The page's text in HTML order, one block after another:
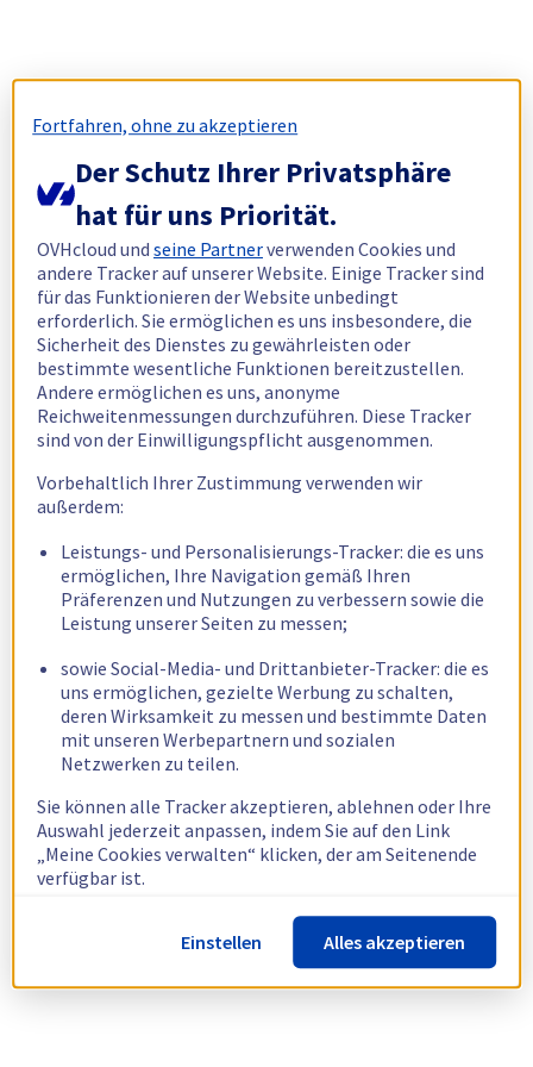
Fortfahren, ohne zu akzeptieren
Der Schutz Ihrer Privatsphäre
hat für uns Priorität.
OVHcloud undseine Partnerverwenden Cookies und
andere Tracker auf unserer Website. Einige Tracker sind
für das Funktionieren der Website unbedingt
erforderlich. Sie ermöglichen es uns insbesondere, die
Sicherheit des Dienstes zu gewährleisten oder
bestimmte wesentliche Funktionen bereitzustellen.
Andere ermöglichen es uns, anonyme
Reichweitenmessungen durchzuführen. Diese Tracker
sind von der Einwilligungspflicht ausgenommen.
Vorbehaltlich Ihrer Zustimmung verwenden wir
außerdem:
Leistungs- und Personalisierungs-Tracker: die es uns
ermöglichen, Ihre Navigation gemäß Ihren
Präferenzen und Nutzungen zu verbessern sowie die
Leistung unserer Seiten zu messen;
sowie Social-Media- und Drittanbieter-Tracker: die es
uns ermöglichen, gezielte Werbung zu schalten,
deren Wirksamkeit zu messen und bestimmte Daten
mit unseren Werbepartnern und sozialen
Netzwerken zu teilen.
Sie können alle Tracker akzeptieren, ablehnen oder Ihre
Auswahl jederzeit anpassen, indem Sie auf den Link
„Meine Cookies verwalten“ klicken, der am Seitenende
verfügbar ist.
Weitere Informationen finden Sie in unsererRichtlinie
zur Verwendung von Cookies.
Einstellen Alles akzeptieren